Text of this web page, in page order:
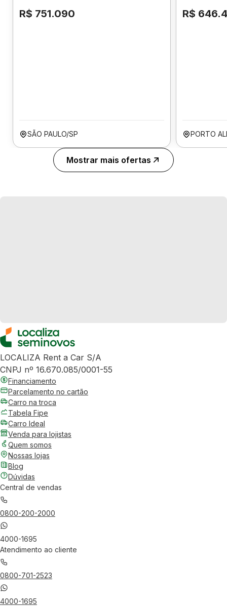
R$ 751.090
SÃO PAULO/SP
R$
PORTO
Mostrar mais ofertas
LOCALIZA Rent a Car S/A
CNPJ nº 16.670.085/0001-55
Financiamento
Parcelamento no cartão
Carro na troca
Tabela Fipe
Carro Ideal
Venda para lojistas
Quem somos
Nossas lojas
Blog
Dúvidas
Central de vendas
0800-200-2000
4000-1695
Atendimento ao cliente
0800-701-2523
4000-1695